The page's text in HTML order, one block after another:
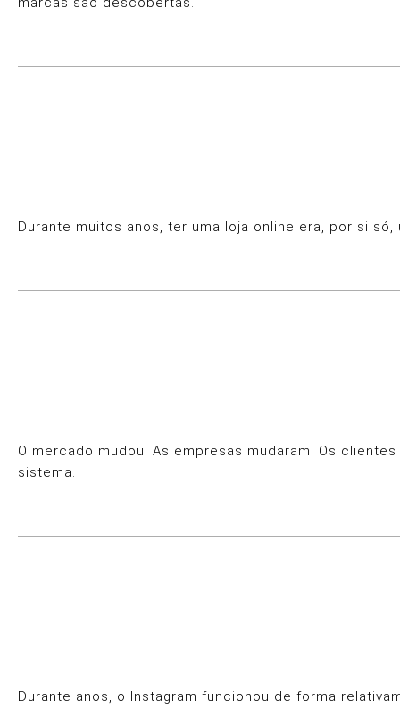
Durante muitos anos, ter uma loja online era, por si
O mercado mudou. As empresas mudaram. Os
sistema.
Durante anos, o Instagram funcionou de forma